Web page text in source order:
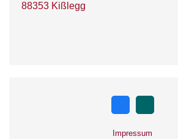
88353 Kißlegg
Impressum